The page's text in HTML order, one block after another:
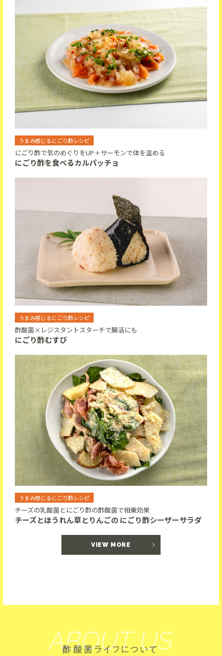
うまみ感じるにごり酢レシピ
にごり酢で気のめぐりをUP＋サーモンで体を温める
にごり酢を食べるカルパッチョ
うまみ感じるにごり酢レシピ
酢酸菌×レジスタントスターチで腸活にも
にごり酢むすび
うまみ感じるにごり酢レシピ
チーズの乳酸菌とにごり酢の酢酸菌で相乗効果
チーズとほうれん草とりんごの にごり酢シーザーサラダ
VIEW MORE
ABOUT US